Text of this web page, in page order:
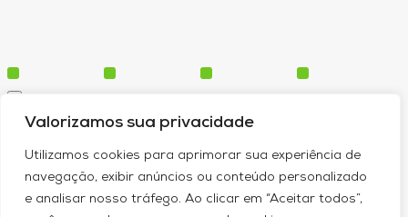
Valorizamos sua privacidade
Utilizamos cookies para aprimorar sua experiência de
navegação, exibir anúncios ou conteúdo personalizado
e analisar nosso tráfego. Ao clicar em “Aceitar todos”,
Cursos
Blog